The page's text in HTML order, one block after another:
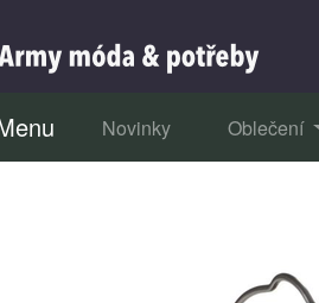
Novinky Oblečení